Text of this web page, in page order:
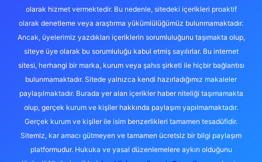
olarak hizmet vermektedir. Bu nedenle, sitedeki içerikleri proaktif
olarak denetleme veya araştırma yükümlülüğümüz bulunmamaktadır.
Ancak, üyelerimiz yazdıkları içeriklerin sorumluluğunu taşımakta olup,
siteye üye olarak bu sorumluluğu kabul etmiş sayılırlar. Bu internet
sitesi, herhangi bir marka, kurum veya şahıs şirketi ile hiçbir bağlantısı
bulunmamaktadır. Sitede yalnızca kendi hazırladığımız makaleler
paylaşılmaktadır. Burada yer alan içerikler haber niteliği taşımamakta
olup, gerçek kurum ve kişiler hakkında paylaşım yapılmamaktadır.
Gerçek kurum ve kişiler ile isim benzerlikleri tamamen tesadüfidir.
Sitemiz, kar amacı gütmeyen ve tamamen ücretsiz bir bilgi paylaşım
platformudur. Hukuka ve yasal düzenlemelere aykırı olduğunu